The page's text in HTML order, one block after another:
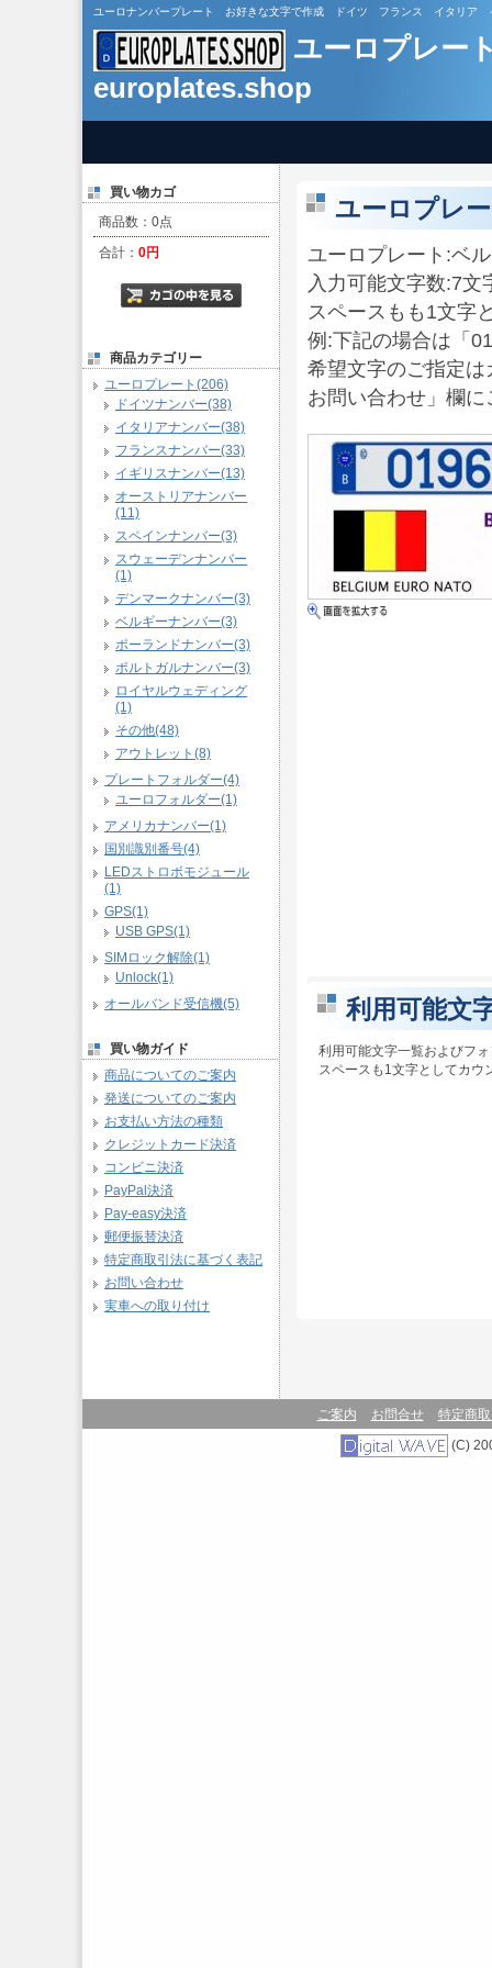
ユーロナンバープレート お好きな文字で作成 ドイツ フランス イタリア
ユーロプレー
europlates.shop
買い物カゴ
商品数：0点
合計： 0円
商品カテゴリー
ユーロプレート(206)
ドイツナンバー(38)
イタリアナンバー(38)
フランスナンバー(33)
イギリスナンバー(13)
オーストリアナンバー
(11)
スペインナンバー(3)
スウェーデンナンバー
(1)
デンマークナンバー(3)
ベルギーナンバー(3)
ポーランドナンバー(3)
ポルトガルナンバー(3)
ロイヤルウェディング
(1)
その他(48)
アウトレット(8)
プレートフォルダー(4)
ユーロフォルダー(1)
アメリカナンバー(1)
国別識別番号(4)
LEDストロボモジュール
(1)
GPS(1)
USB GPS(1)
SIMロック解除(1)
Unlock(1)
オールバンド受信機(5)
買い物ガイド
商品についてのご案内
発送についてのご案内
お支払い方法の種類
クレジットカード決済
コンビニ決済
PayPal決済
Pay-easy決済
郵便振替決済
特定商取引法に基づく表記
お問い合わせ
実車への取り付け
ユーロプレ
ユーロプレート:ベ
入力可能文字数:7文
スペースもも1文字
例:下記の場合は「
希望文字のご指定
お問い合わせ」欄
利用可能文
利用可能文字一覧およびフ
スペースも1文字としてカウ
ご案内 お問合せ 特定商
(C)